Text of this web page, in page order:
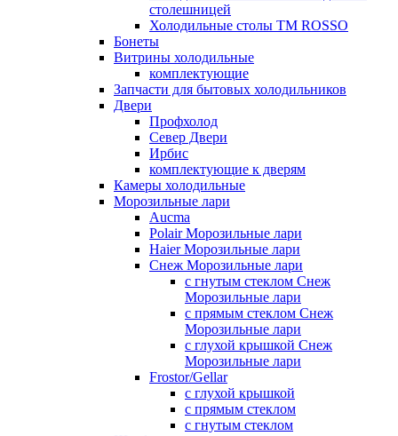
столешницей
Холодильные столы ТМ ROSSO
Бонеты
Витрины холодильные
комплектующие
Запчасти для бытовых холодильников
Двери
Профхолод
Север Двери
Ирбис
комплектующие к дверям
Камеры холодильные
Морозильные лари
Aucma
Polair Морозильные лари
Haier Морозильные лари
Снеж Морозильные лари
с гнутым стеклом Снеж
Морозильные лари
с прямым стеклом Снеж
Морозильные лари
с глухой крышкой Снеж
Морозильные лари
Frostor/Gellar
с глухой крышкой
с прямым стеклом
с гнутым стеклом